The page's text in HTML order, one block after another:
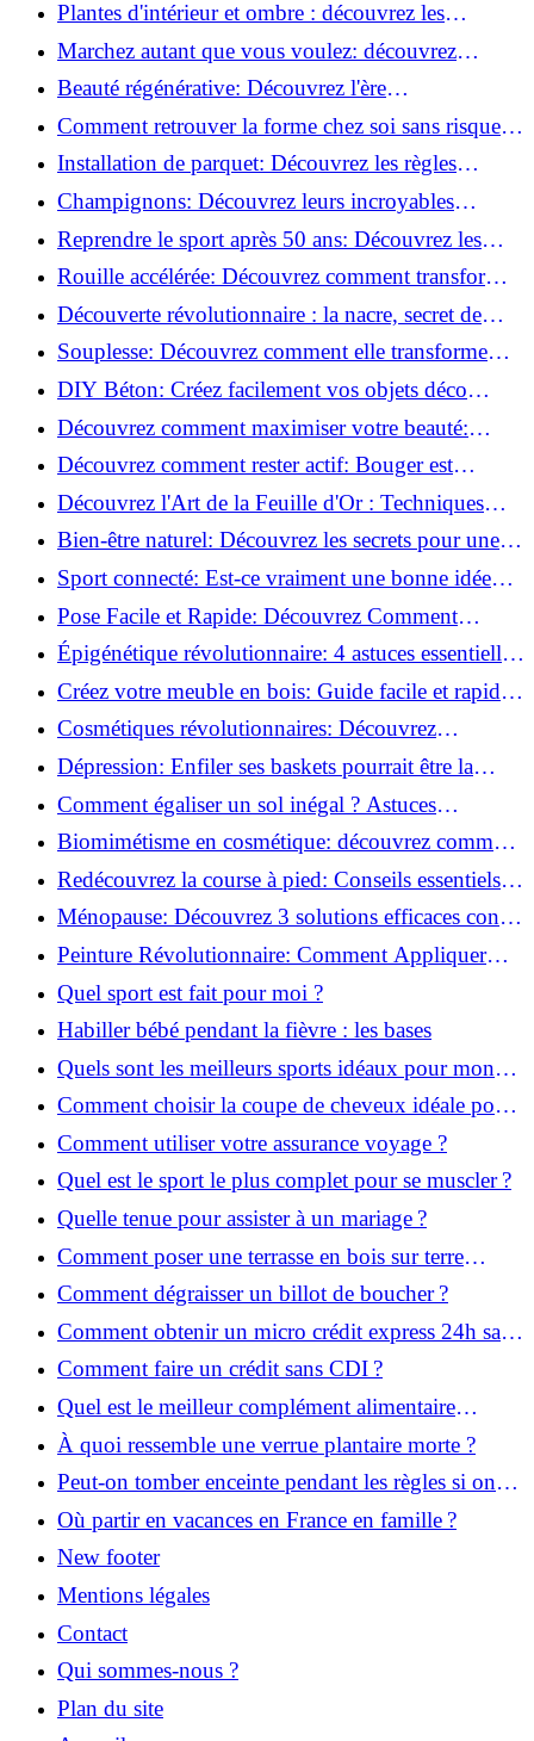
Plantes d'intérieur et ombre : découvrez les
meilleures pour votre maison !
Marchez autant que vous voulez: découvrez
pourquoi c'est bénéfique!
Beauté régénérative: Découvrez l'ère
révolutionnaire de la cosmétique verte!
Comment retrouver la forme chez soi sans risque
de blessure: Techniques et conseils sûrs!
Installation de parquet: Découvrez les règles
essentielles à respecter!
Champignons: Découvrez leurs incroyables
pouvoirs antioxydants!
Reprendre le sport après 50 ans: Découvrez les
meilleures méthodes!
Rouille accélérée: Découvrez comment transformer
la corrosion en déco tendance!
Découverte révolutionnaire : la nacre, secret de
régénération inouï !
Souplesse: Découvrez comment elle transforme
votre performance sportive!
DIY Béton: Créez facilement vos objets déco
tendance!
Découvrez comment maximiser votre beauté:
Astuces et secrets révélés!
Découvrez comment rester actif: Bouger est
toujours possible!
Découvrez l'Art de la Feuille d'Or : Techniques
Incontournables pour Réussir!
Bien-être naturel: Découvrez les secrets pour une
vie saine!
Sport connecté: Est-ce vraiment une bonne idée
pour vous?
Pose Facile et Rapide: Découvrez Comment
Monter des Carreaux de Béton Cellulaire!
Épigénétique révolutionnaire: 4 astuces essentielles
pour transformer votre bien-être!
Créez votre meuble en bois: Guide facile et rapide
pour débutants!
Cosmétiques révolutionnaires: Découvrez
comment les fermes verticales transforment la
beauté!
Dépression: Enfiler ses baskets pourrait être la
solution!
Comment égaliser un sol inégal ? Astuces
infaillibles pour réussir !
Biomimétisme en cosmétique: découvrez comment
la nature inspire l'avenir des soins beauté!
Redécouvrez la course à pied: Conseils essentiels
pour reprendre!
Ménopause: Découvrez 3 solutions efficaces contre
les bouffées de chaleur!
Peinture Révolutionnaire: Comment Appliquer
Deux Couleurs Sur Une Porte!
Quel sport est fait pour moi ?
Habiller bébé pendant la fièvre : les bases
Quels sont les meilleurs sports idéaux pour mon
enfant ?
Comment choisir la coupe de cheveux idéale pour
votre visage ?
Comment utiliser votre assurance voyage ?
Quel est le sport le plus complet pour se muscler ?
Quelle tenue pour assister à un mariage ?
Comment poser une terrasse en bois sur terre
battue ?
Comment dégraisser un billot de boucher ?
Comment obtenir un micro crédit express 24h sans
justificatif ?
Comment faire un crédit sans CDI ?
Quel est le meilleur complément alimentaire
cheveux efficace ? Notre avis dans cet article
À quoi ressemble une verrue plantaire morte ?
Peut-on tomber enceinte pendant les règles si on
prend la pilule ?
Où partir en vacances en France en famille ?
New footer
Mentions légales
Contact
Qui sommes-nous ?
Plan du site